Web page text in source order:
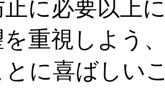
止に必要以上
を重視しよう
とに喜ばしい